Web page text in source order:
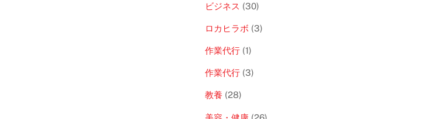
ビジネス (30)
ロカヒラボ (3)
作業代行(1)
作業代行(3)
教養 (28)